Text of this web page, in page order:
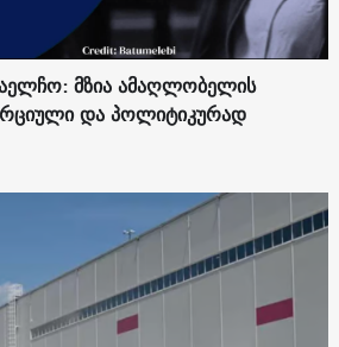
მზია ამაღლობელის
და პოლიტიკურად